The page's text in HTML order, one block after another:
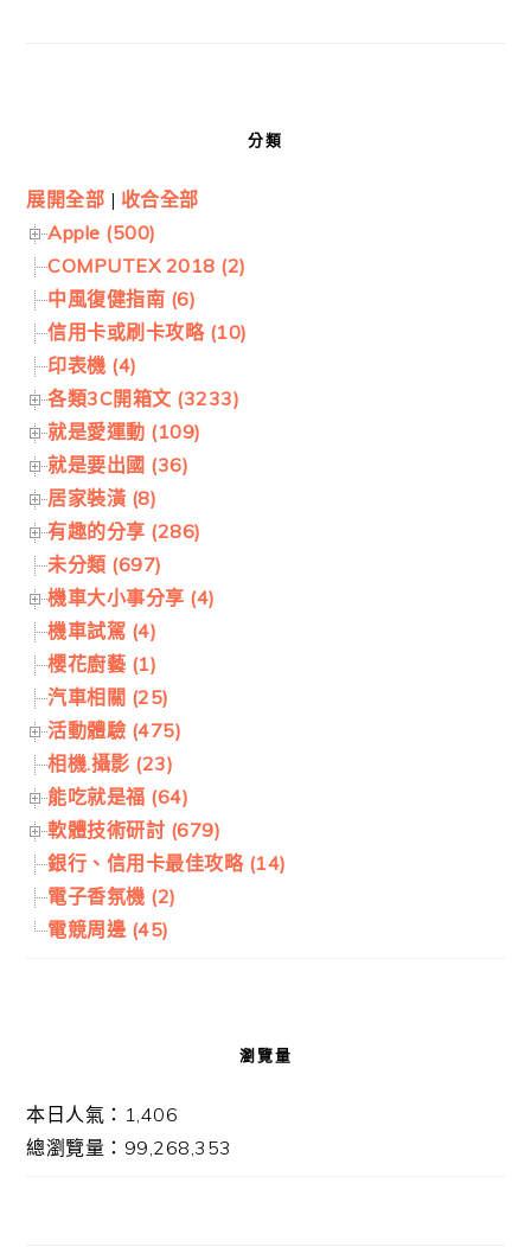
分類
展開全部 | 收合全部
Apple (500)
COMPUTEX 2018 (2)
中風復健指南 (6)
信用卡或刷卡攻略 (10)
印表機 (4)
各類3C開箱文 (3233)
就是愛運動 (109)
就是要出國 (36)
居家裝潢 (8)
有趣的分享 (286)
未分類 (697)
機車大小事分享 (4)
機車試駕 (4)
櫻花廚藝 (1)
汽車相關 (25)
活動體驗 (475)
相機.攝影 (23)
能吃就是福 (64)
軟體技術研討 (679)
銀行、信用卡最佳攻略 (14)
電子香氛機 (2)
電競周邊 (45)
瀏覽量
本日人氣：1,406
總瀏覽量：99,268,353